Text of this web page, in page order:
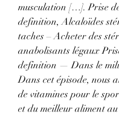
musculation […]. Prise
definition, Alcaloïdes
taches – Acheter des
anabolisants légaux
definition — Dans le
Dans cet épisode, nous
de vitamines pour le
et du meilleur aliment au